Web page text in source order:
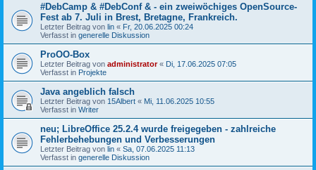
#DebCamp & #DebConf & - ein zweiwöchiges OpenSource-
Fest ab 7. Juli in Brest, Bretagne, Frankreich.
Letzter Beitrag von lin « Fr, 20.06.2025 00:24
Verfasst in generelle Diskussion
ProOO-Box
Letzter Beitrag von administrator« Di, 17.06.2025 07:05
Verfasst in Projekte
Java angeblich falsch
Letzter Beitrag von 15Albert « Mi, 11.06.2025 10:55
Verfasst in Writer
neu; LibreOffice 25.2.4 wurde freigegeben - zahlreiche
Fehlerbehebungen und Verbesserungen
Letzter Beitrag von lin « Sa, 07.06.2025 11:13
Verfasst in generelle Diskussion